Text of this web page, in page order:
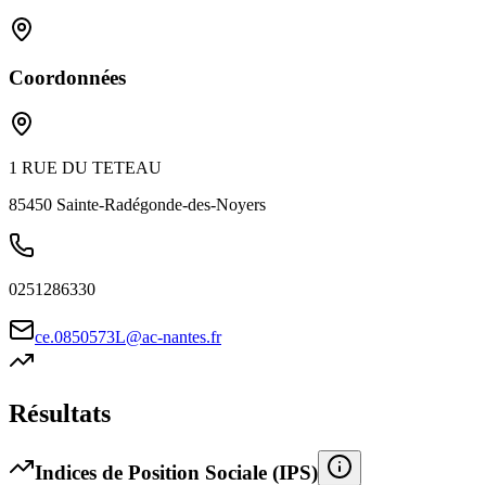
Coordonnées
1 RUE DU TETEAU
85450 Sainte-Radégonde-des-Noyers
0251286330
ce.0850573L@ac-nantes.fr
Résultats
Indices de Position Sociale (IPS)